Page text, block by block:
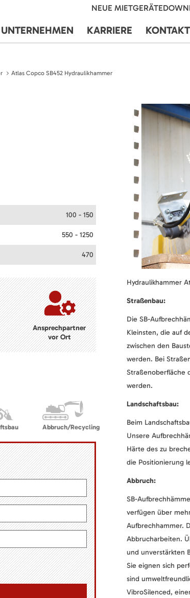
NEUE MIETGERÄTE
UNTERNEHMEN KARRIERE KONTAKT
Atlas Copco SB452 Hydraulikhammer
100 - 150
550 - 1250
470
Ansprechpartner
vor Ort
Abbruch/Recycling
Hydraulikhammer
Straßenbau:
Die SB-
Kleinsten, die auf
zwischen den
werden. Bei
Straßenoberfläche
werden.
Landschaftsbau:
Beim
Unsere
Härte des zu
die Positionierung
Abbruch:
SB-
verfügen über
Aufbrechhammer.
Abbrucharbeiten.
und unverstärkten
Sie eignen sich
sind
VibroSilenced,